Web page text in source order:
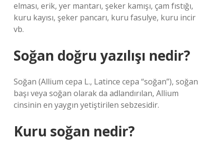
elması, erik, yer mantarı, şeker kamışı, çam fıstığı,
kuru kayısı, şeker pancarı, kuru fasulye, kuru incir
vb.
Soğan doğru yazılışı nedir?
Soğan (Allium cepa L., Latince cepa “soğan”), soğan
başı veya soğan olarak da adlandırılan, Allium
cinsinin en yaygın yetiştirilen sebzesidir.
Kuru soğan nedir?